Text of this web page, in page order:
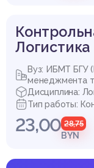
Логистика
Вуз: ИБМТ БГУ
менеджмента
Дисциплина:
Тип работы:
23,00 28,75
BYN